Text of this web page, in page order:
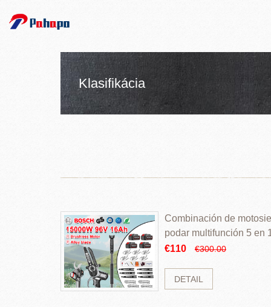
Klasifikácia
Combinación de
podar multifunción 5 en
€110
€300.00
DETAIL